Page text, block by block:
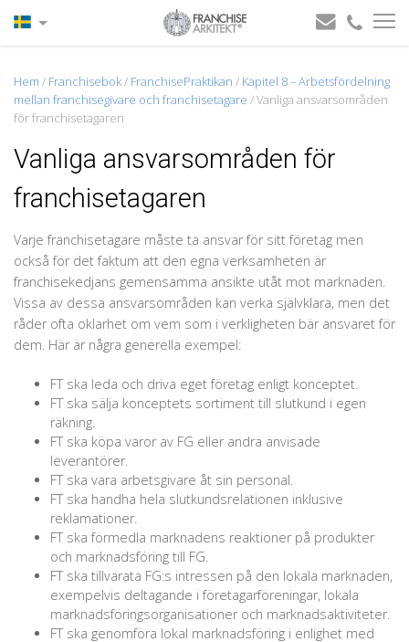
Hem / Franchisebok/ FranchisePraktikan / Kapitel 8 – Arbetsfördelning
mellan franchisegivare och franchisetagare /Vanliga ansvarsområden
för franchisetagaren
Vanliga ansvarsområden för
franchisetagaren
Varje franchisetagare måste ta ansvar för sitt företag men
också för det faktum att den egna verksamheten är
franchisekedjans gemensamma ansikte utåt mot marknaden.
Vissa av dessa ansvarsområden kan verka självklara, men det
råder ofta oklarhet om vem som i verkligheten bär ansvaret för
dem. Här är några generella exempel:
FT ska leda och driva eget företag enligt konceptet.
FT ska sälja konceptets sortiment till slutkund i egen
räkning.
FT ska köpa varor av FG eller andra anvisade
leverantörer.
FT ska vara arbetsgivare åt sin personal.
FT ska handha hela slutkundsrelationen inklusive
reklamationer.
FT ska förmedla marknadens reaktioner på produkter
och marknadsföring till FG.
FT ska tillvarata FG:s intressen på den lokala marknaden,
exempelvis deltagande i företagarföreningar, lokala
marknadsföringsorganisationer och marknadsaktiviteter.
FT ska genomföra lokal marknadsföring i enlighet med